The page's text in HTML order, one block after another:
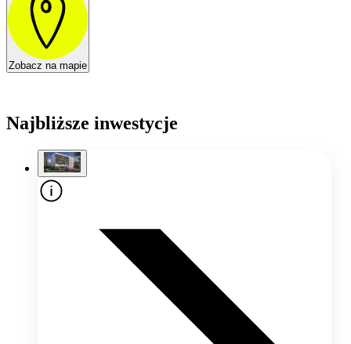
Zobacz na mapie
Najbliższe inwestycje